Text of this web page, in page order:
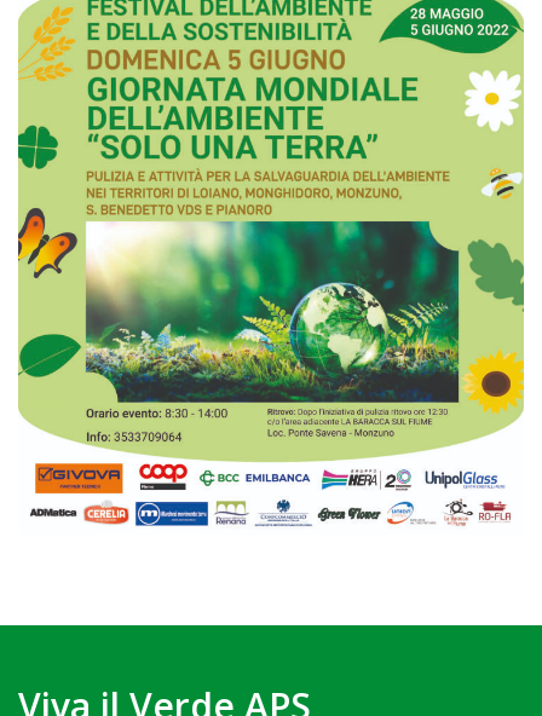
Viva il Verde APS